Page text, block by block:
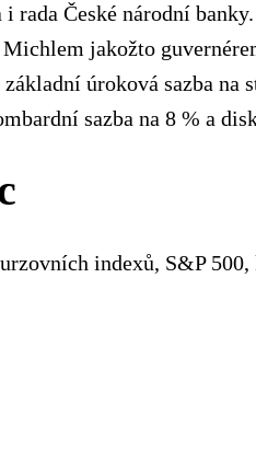
i rada České národní
jakožto
úroková sazba na
sazba na 8 % a
indexů, S&P 500,